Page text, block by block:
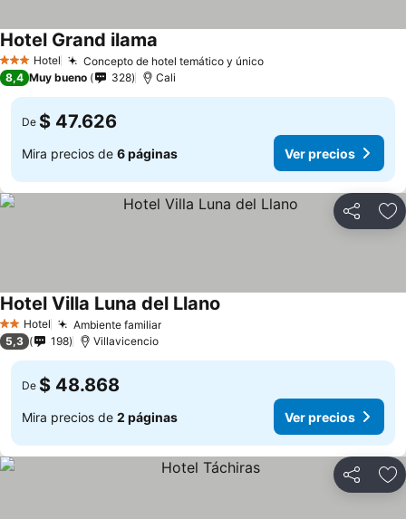
3 Estrellas
Hotel Concepto de hotel temático y únicoVer precios
Hotel Grand ilama
8,4 Muy bueno 328 Cali
De $ 47.626
Mira precios de 6 páginas Ver precios
Compartir
2 Estrellas
Hotel Ambiente familiarVer precios
Hotel Villa Luna del Llano
5,3 198 Villavicencio
De $ 48.868
Mira precios de 2 páginas Ver precios
Compartir